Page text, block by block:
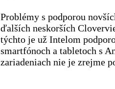
Problémy s podporou
ďalších neskorších
týchto je už Intelom
smartfónoch a tabletoch s
zariadeniach nie je zrejme